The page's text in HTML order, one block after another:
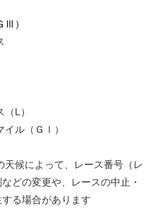
Ⅲ）
L）
ル（ＧⅠ）
候によって、レース番号（レ
どの変更や、レースの中止・
る場合があります